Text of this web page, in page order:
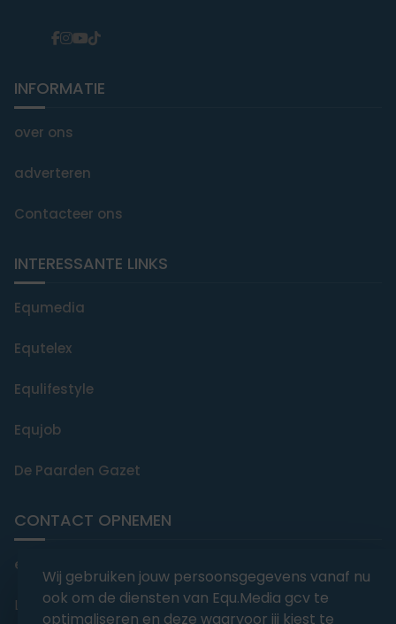
INFORMATIE
over ons
adverteren
Contacteer ons
INTERESSANTE LINKS
Equmedia
Equtelex
Equlifestyle
Equjob
De Paarden Gazet
CONTACT OPNEMEN
editorial@equmedia.be
Langendamdreef 22 9880 Aalter België
Wij gebruiken jouw persoonsgegevens vanaf nu
ook om de diensten van Equ.Media gcv te
optimaliseren en deze waarvoor jij kiest te